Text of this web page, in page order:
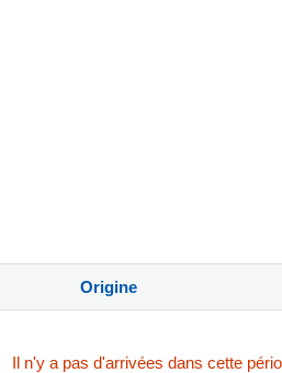
Origine
Il n'y a pas d'arrivées dans cette